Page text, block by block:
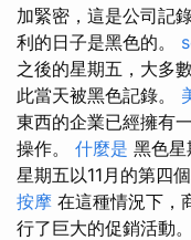
加緊密，這是公司記
利的日子是黑色的。
之後的星期五，大多
此當天被黑色記錄。
東西的企業已經擁有
操作。 什麼是 黑色
星期五以11月的第四
按摩 在這種情況下，
行了巨大的促銷活動。